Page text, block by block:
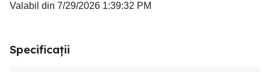
Valabil din 7/29/2026 1:39:32 PM
Specificații